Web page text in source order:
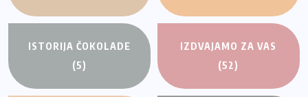
ISTORIJA ČOKOLADE
(5)
IZDVAJAMO ZA VAS
(52)